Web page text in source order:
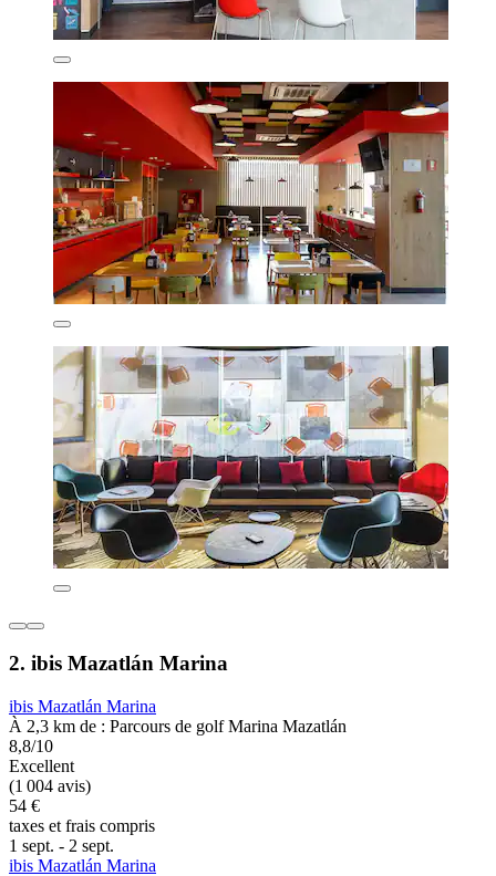
2. ibis Mazatlán Marina
ibis Mazatlán Marina
À 2,3 km de : Parcours de golf Marina Mazatlán
8,8/10
Excellent
(1 004 avis)
54 €
taxes et frais compris
1 sept. - 2 sept.
ibis Mazatlán Marina